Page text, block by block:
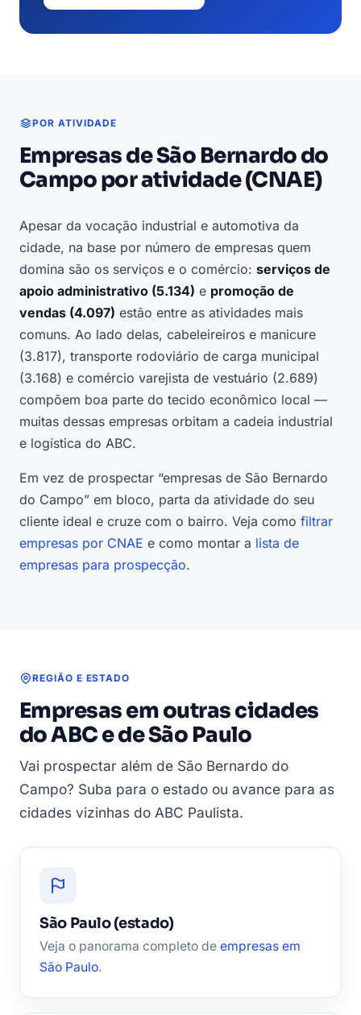
POR ATIVIDADE
Empresas de São Bernardo do
Campo por atividade (CNAE)
Apesar da vocação industrial e automotiva da
cidade, na base por número de empresas quem
domina são os serviços e o comércio: serviços de
apoio administrativo (5.134) e promoção de
vendas (4.097) estão entre as atividades mais
comuns. Ao lado delas, cabeleireiros e manicure
(3.817), transporte rodoviário de carga municipal
(3.168) e comércio varejista de vestuário (2.689)
compõem boa parte do tecido econômico local —
muitas dessas empresas orbitam a cadeia industrial
e logística do ABC.
Em vez de prospectar “empresas de São Bernardo
do Campo” em bloco, parta da atividade do seu
cliente ideal e cruze com o bairro. Veja como filtrar
empresas por CNAE e como montar a lista de
empresas para prospecção.
REGIÃO E ESTADO
Empresas em outras cidades
do ABC e de São Paulo
Vai prospectar além de São Bernardo do
Campo? Suba para o estado ou avance para as
cidades vizinhas do ABC Paulista.
São Paulo (estado)
Veja o panorama completo de empresas em
São Paulo.